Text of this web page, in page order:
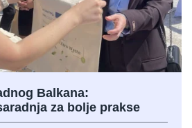
Balkana:
za bolje prakse